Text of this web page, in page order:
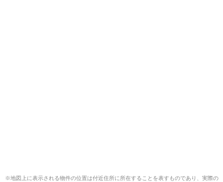
※地図上に表示される物件の位置は付近住所に所在することを表すものであり、実際の